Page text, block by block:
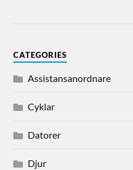
CATEGORIES
Assistansanordnare
Cyklar
Datorer
Djur